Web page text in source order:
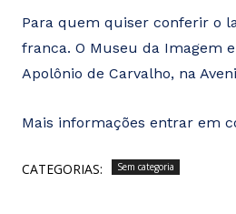
Para quem quiser conferir o
franca. O Museu da Imagem
Apolônio de Carvalho, na
Mais informações entrar em
CATEGORIAS: Sem categoria